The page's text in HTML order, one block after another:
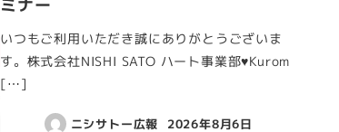
ミナー
いつもご利用いただき誠にありがとうございま
す。株式会社NISHI SATO ハート事業部♥Kurom
[…]
ニシサトー広報 2026年8月6日